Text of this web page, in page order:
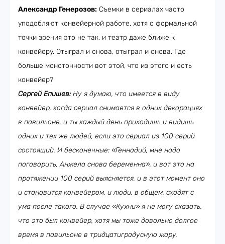
Александр Генерозов: Съемки в сериалах часто
уподобляют конвейерной работе, хотя с формальной
точки зрения это не так, и театр даже ближе к
конвейеру. Отыграл и снова, отыграл и снова. Где
больше монотонности вот этой, что из этого и есть
конвейер?
Сергей Епишев:Ну я думаю, что имеется в виду
конвейер, когда сериал снимается в одних декорациях
в павильоне, и ты каждый день приходишь и видишь
одних и тех же людей, если это сериал из 100 серий
состоящий. И бесконечные: «Геннадий, мне надо
поговорить, Анжела снова беременна», и вот это на
протяжении 100 серий выясняется, и в этот момент оно
и становится конвейером, и люди, в общем, сходят с
ума после такого. В случае «Кухни» я не могу сказать,
что это был конвейер, хотя мы тоже довольно долгое
время в павильоне в тридцатиградусную жару,